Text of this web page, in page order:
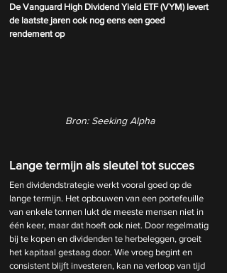
De Vanguard High Dividend Yield ETF (VYM) levert
de laatste jaren ook nog eens een goed
rendement op
Bron: Seeking Alpha
Lange termijn als sleutel tot succes
Een dividendstrategie werkt vooral goed op de
lange termijn. Het opbouwen van een portefeuille
van enkele tonnen lukt de meeste mensen niet in
één keer, maar dat hoeft ook niet. Door regelmatig
bij te kopen en dividenden te herbeleggen, groeit
het kapitaal gestaag door. Wie vroeg begint en
consistent blijft investeren, kan na verloop van tijd